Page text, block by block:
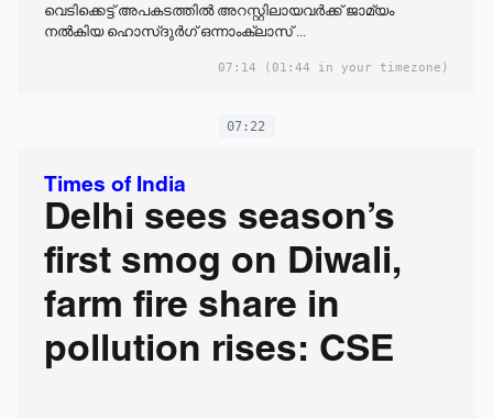
വെടിക്കെട്ട് അപകടത്തിൽ അറസ്റ്റിലായവർക്ക് ജാമ്യം
നൽകിയ ഹൊസ്ദുർഗ് ഒന്നാംക്ലാസ് ...
07:14 (01:44 in your timezone)
07:22
Times of India
Delhi sees season’s
first smog on Diwali,
farm fire share in
pollution rises: CSE